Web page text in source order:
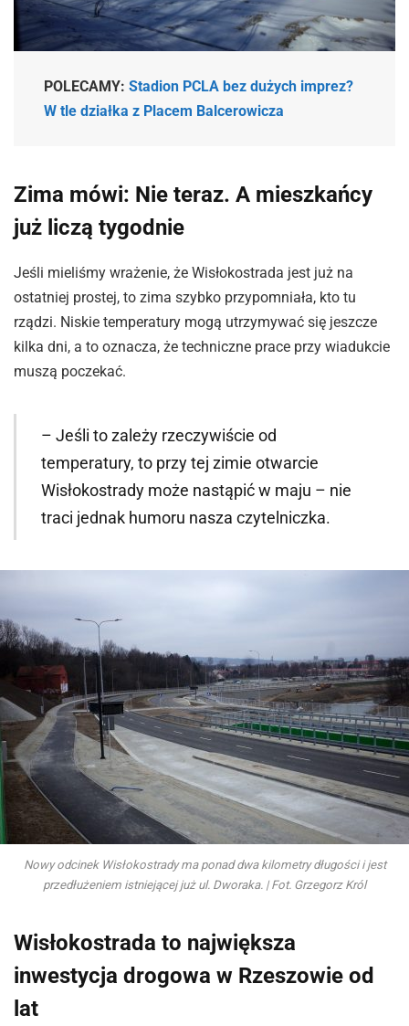
POLECAMY:Stadion PCLA bez dużych imprez?
W tle działka z Placem Balcerowicza
Zima mówi: Nie teraz. A mieszkańcy
już liczą tygodnie
Jeśli mieliśmy wrażenie, że Wisłokostrada jest już na
ostatniej prostej, to zima szybko przypomniała, kto tu
rządzi. Niskie temperatury mogą utrzymywać się jeszcze
kilka dni, a to oznacza, że techniczne prace przy wiadukcie
muszą poczekać.
– Jeśli to zależy rzeczywiście od
temperatury, to przy tej zimie otwarcie
Wisłokostrady może nastąpić w maju – nie
traci jednak humoru nasza czytelniczka.
Nowy odcinek Wisłokostrady ma ponad dwa kilometry długości i jest
przedłużeniem istniejącej już ul. Dworaka. | Fot. Grzegorz Król
Wisłokostrada to największa
inwestycja drogowa w Rzeszowie od
lat